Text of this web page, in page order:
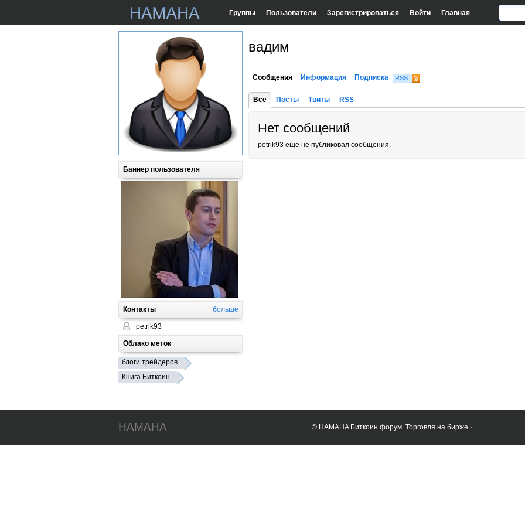
Группы Пользователи Зарегистрироваться Войти Главная
Баннер пользователя
Контакты больше
petrik93
Облако меток
блоги трейдеров
Книга Биткоин
вадим
Сообщения Информация Подписка RSS
Все Посты Твиты RSS
Нет сообщений
petrik93 еще не публиковал сообщения.
HAMAHA © HAMAHA Биткоин форум. Торговля на бирже ·